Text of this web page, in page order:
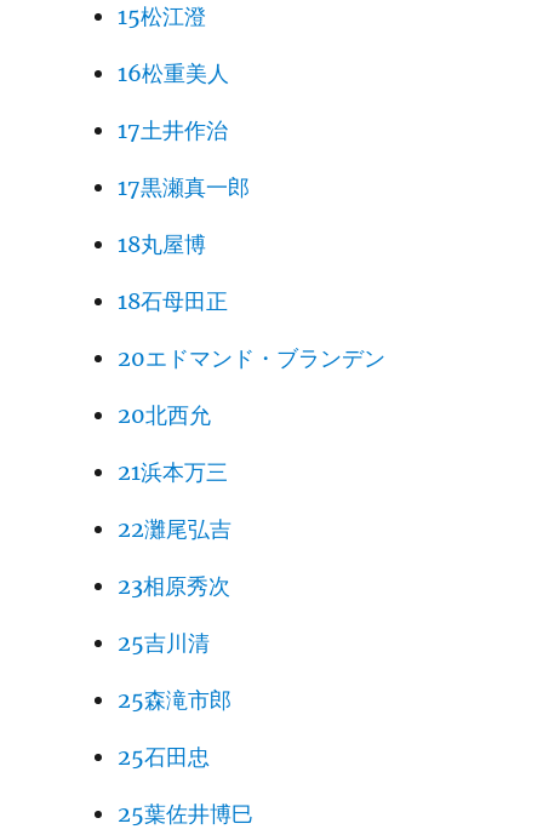
15松江澄
16松重美人
17土井作治
17黒瀬真一郎
18丸屋博
18石母田正
20エドマンド・ブランデン
20北西允
21浜本万三
22灘尾弘吉
23相原秀次
25吉川清
25森滝市郎
25石田忠
25葉佐井博巳